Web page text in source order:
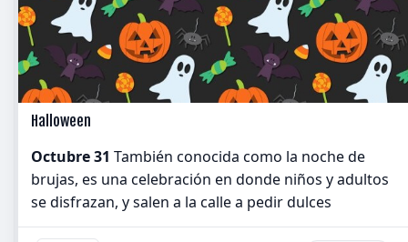
Halloween
Octubre 31 También conocida como la noche de
brujas, es una celebración en donde niños y adultos
se disfrazan, y salen a la calle a pedir dulces